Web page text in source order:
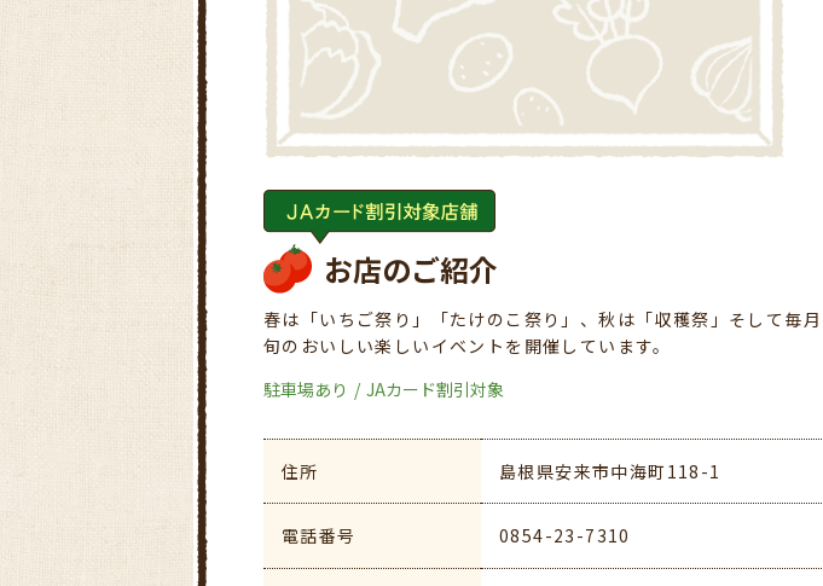
お店のご紹介
春は「いちご祭り」「たけのこ祭り」、秋は「収穫祭」そして毎月
旬のおいしい楽しいイベントを開催しています。
駐車場あり
JAカード割引対象
住所 島根県安来市中海町118-1
電話番号 0854-23-7310